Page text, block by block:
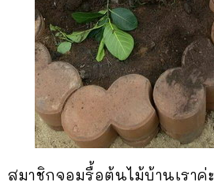
สมาชิกจอมรื้อต้นไม้บ้านเราค่ะ